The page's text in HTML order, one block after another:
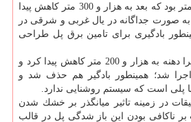
كه یكی ابتدا هزار و 500 متر بود كه بعد به هزار و 300 متر كاهش پیدا
دهنه 500 متری به صورت جداگانه در یال غربی و شرقی در
بادگیری برای تامین برق پل طراحی
وی اضافه كرد: اما در اجرا دهنه به هزار و 200 متر كاهش پیدا كرد و
شد؛ همینطور بادگیر هم حذف شد و
پلی است كه سیستم روشنایی ندارد.
در زمینه تاثیر میانگذر بر خشك شدن
ناكافی بودن این باز شدگی پل در قالب